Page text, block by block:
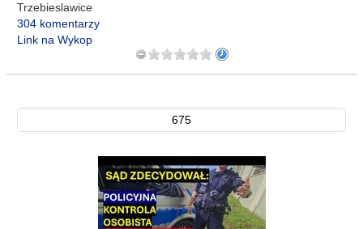
Trzebieslawice
304 komentarzy
Link na Wykop
675